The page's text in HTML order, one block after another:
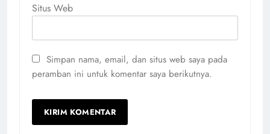
Situs Web
Simpan nama, email, dan situs web saya pada
peramban ini untuk komentar saya berikutnya.